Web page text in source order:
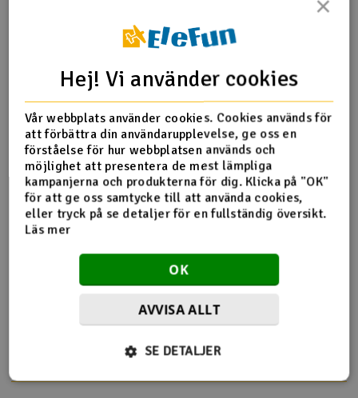
Radioutrustning
Raketer
Scooter & elfordon
Smarthem, lek och hobby
Solenergi
Verktyg, utrustning och tillbehör
Produktinformation
APC 20x8E
Flera tittade också
på
Hej! Vi använder cookies
Vår webbplats använder cookies. Cookies används för
att förbättra din användarupplevelse, ge oss en
förståelse för hur webbplatsen används och
möjlighet att presentera de mest lämpliga
kampanjerna och produkterna för dig. Klicka på "OK"
för att ge oss samtycke till att använda cookies,
eller tryck på se detaljer för en fullständig översikt.
Läs mer
OK
AVVISA ALLT
SE DETALJER